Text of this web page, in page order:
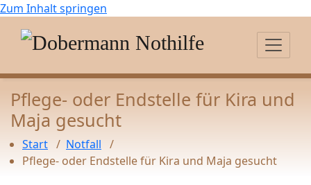
Zum Inhalt springen
Pflege- oder Endstelle für Kira und
Maja gesucht
Start / Notfall /
Pflege- oder Endstelle für Kira und Maja gesucht